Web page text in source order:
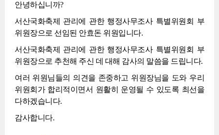
안녕하십니까?
서산국화축제 관리에 관한 행정사무조사 특별위원회 부
위원장으로 선임된 안효돈 위원입니다.
서산국화축제 관리에 관한 행정사무조사 특별위원회 부
위원장으로 추천해 주신 데 대해 감사의 말씀을 드립니다.
여러 위원님들의 의견을 존중하고 위원장님을 도와 우리
위원회가 합리적이면서 원활히 운영될 수 있도록 최선을
다하겠습니다.
감사합니다.